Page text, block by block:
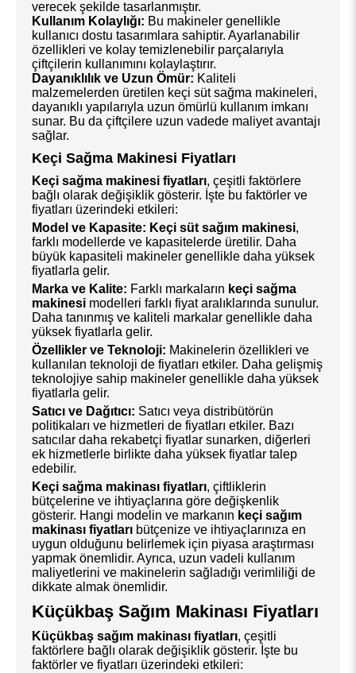
verecek şekilde tasarlanmıştır.
Kullanım Kolaylığı: Bu makineler genellikle
kullanıcı dostu tasarımlara sahiptir. Ayarlanabilir
özellikleri ve kolay temizlenebilir parçalarıyla
çiftçilerin kullanımını kolaylaştırır.
Dayanıklılık ve Uzun Ömür: Kaliteli
malzemelerden üretilen keçi süt sağma makineleri,
dayanıklı yapılarıyla uzun ömürlü kullanım imkanı
sunar. Bu da çiftçilere uzun vadede maliyet avantajı
sağlar.
Keçi Sağma Makinesi Fiyatları
Keçi sağma makinesi fiyatları, çeşitli faktörlere
bağlı olarak değişiklik gösterir. İşte bu faktörler ve
fiyatları üzerindeki etkileri:
Model ve Kapasite: Keçi süt sağım makinesi,
farklı modellerde ve kapasitelerde üretilir. Daha
büyük kapasiteli makineler genellikle daha yüksek
fiyatlarla gelir.
Marka ve Kalite: Farklı markaların keçi sağma
makinesi modelleri farklı fiyat aralıklarında sunulur.
Daha tanınmış ve kaliteli markalar genellikle daha
yüksek fiyatlarla gelir.
Özellikler ve Teknoloji: Makinelerin özellikleri ve
kullanılan teknoloji de fiyatları etkiler. Daha gelişmiş
teknolojiye sahip makineler genellikle daha yüksek
fiyatlarla gelir.
Satıcı ve Dağıtıcı: Satıcı veya distribütörün
politikaları ve hizmetleri de fiyatları etkiler. Bazı
satıcılar daha rekabetçi fiyatlar sunarken, diğerleri
ek hizmetlerle birlikte daha yüksek fiyatlar talep
edebilir.
Keçi sağma makinası fiyatları, çiftliklerin
bütçelerine ve ihtiyaçlarına göre değişkenlik
gösterir. Hangi modelin ve markanın keçi sağım
makinası fiyatları bütçenize ve ihtiyaçlarınıza en
uygun olduğunu belirlemek için piyasa araştırması
yapmak önemlidir. Ayrıca, uzun vadeli kullanım
maliyetlerini ve makinelerin sağladığı verimliliği de
dikkate almak önemlidir.
Küçükbaş Sağım Makinası Fiyatları
Küçükbaş sağım makinası fiyatları, çeşitli
faktörlere bağlı olarak değişiklik gösterir. İşte bu
faktörler ve fiyatları üzerindeki etkileri: